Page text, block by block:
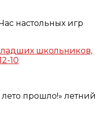
настольных игр
школьников,
10
прошло!» летний